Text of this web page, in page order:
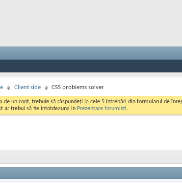
Client side CSS problems solver
de un cont, trebuie să răspundeți la cele 5 întrebări din formularul de
ar trebui să fie intotdeauna in Prezentare forumisti.